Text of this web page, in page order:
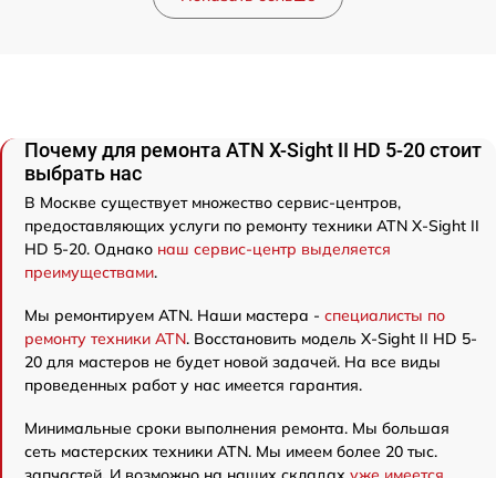
Почему для ремонта ATN X-Sight II HD 5-20 стоит
выбрать нас
В Москве существует множество сервис-центров,
предоставляющих услуги по ремонту техники ATN X-Sight II
HD 5-20. Однако наш сервис-центр выделяется
преимуществами.
Мы ремонтируем ATN. Наши мастера - специалисты по
ремонту техники ATN. Восстановить модель X-Sight II HD 5-
20 для мастеров не будет новой задачей. На все виды
проведенных работ у нас имеется гарантия.
Минимальные сроки выполнения ремонта. Мы большая
сеть мастерских техники ATN. Мы имеем более 20 тыс.